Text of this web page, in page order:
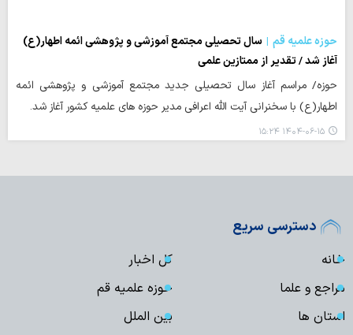
حوزه علمیه قم
سال تحصیلی مجتمع آموزشی و پژوهشی ائمه اطهار(ع)
آغاز شد / تقدیر از ممتازین علمی
حوزه/ مراسم آغاز سال تحصیلی جدید مجتمع آموزشی و پژوهشی ائمه
اطهار(ع) با سخنرانی آیت الله اعرافی مدیر حوزه های علمیه کشور آغاز شد.
۱۴۰۴-۰۶-۱۵ ۱۵:۲۴
دسترسی سریع
خانه
کل اخبار
مراجع و علما
حوزه علمیه قم
استان ها
بین الملل